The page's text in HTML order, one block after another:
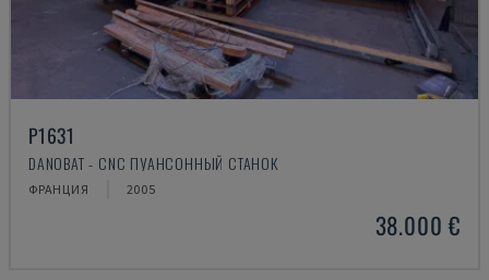
P1631
DANOBAT - CNC ПУАНСОННЫЙ СТАНОК
ФРАНЦИЯ 2005
38.000 €